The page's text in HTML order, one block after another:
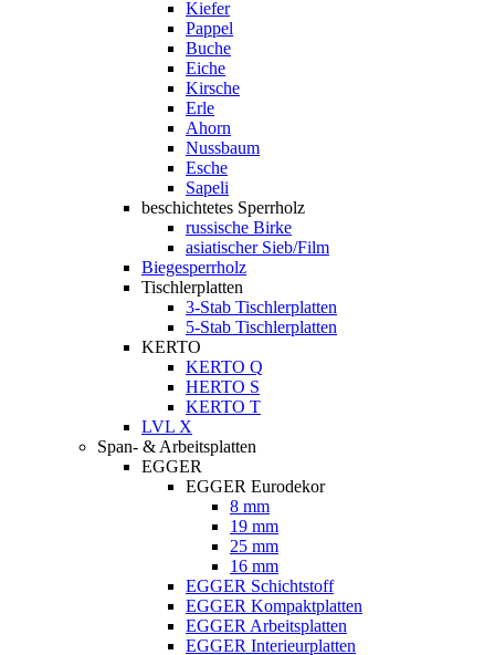
Kiefer
Pappel
Buche
Eiche
Kirsche
Erle
Ahorn
Nussbaum
Esche
Sapeli
beschichtetes Sperrholz
russische Birke
asiatischer Sieb/Film
Biegesperrholz
Tischlerplatten
3-Stab Tischlerplatten
5-Stab Tischlerplatten
KERTO
KERTO Q
HERTO S
KERTO T
LVL X
Span- & Arbeitsplatten
EGGER
EGGER Eurodekor
8 mm
19 mm
25 mm
16 mm
EGGER Schichtstoff
EGGER Kompaktplatten
EGGER Arbeitsplatten
EGGER Interieurplatten